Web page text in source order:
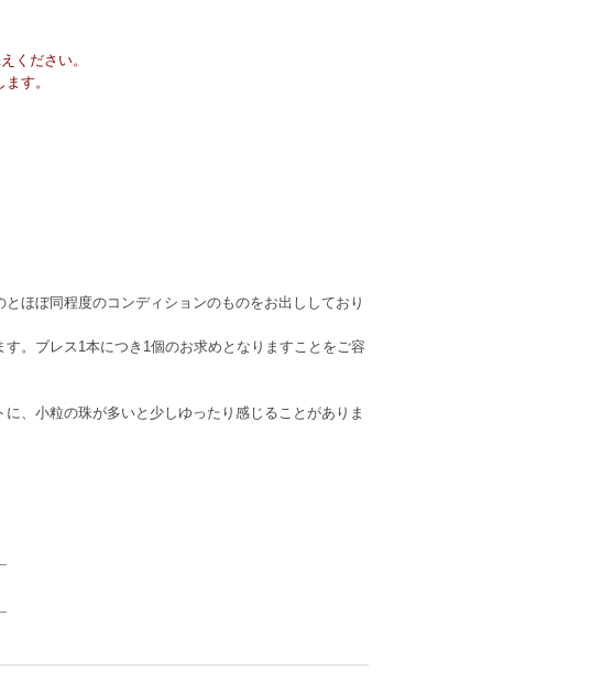
ください。
す。
ほぼ同程度のコンディションのものをお出ししており
す。ブレス1本につき1個のお求めとなりますことをご容
、小粒の珠が多いと少しゆったり感じることがありま